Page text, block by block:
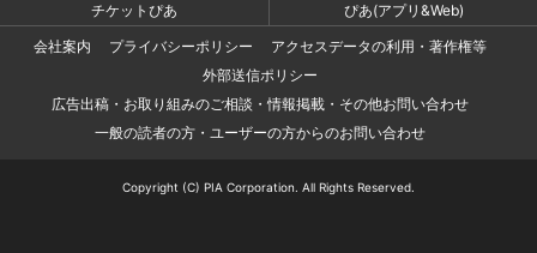
チケットぴあ
ぴあ(アプリ&Web)
会社案内
プライバシーポリシー
アクセスデータの利用・著作権等
外部送信ポリシー
広告出稿・お取り組みのご相談・情報掲載・その他お問い合わせ
一般の読者の方・ユーザーの方からのお問い合わせ
Copyright (C) PIA Corporation. All Rights Reserved.